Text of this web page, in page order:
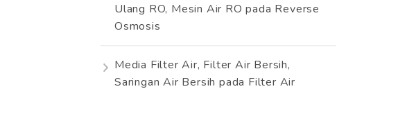
Ulang RO, Mesin Air RO pada Reverse
Osmosis
Media Filter Air, Filter Air Bersih,
Saringan Air Bersih pada Filter Air